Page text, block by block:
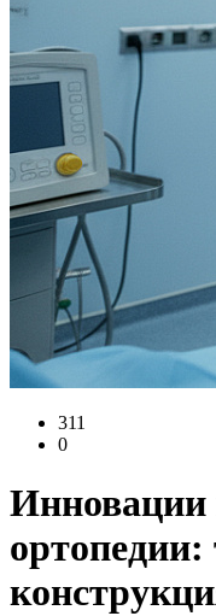
311
0
Инновации
ортопедии: